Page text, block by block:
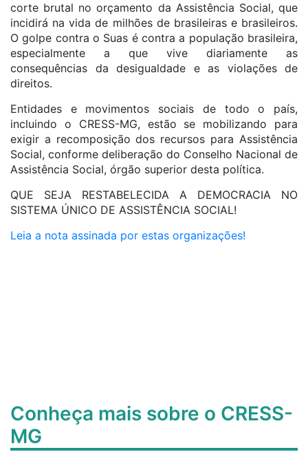
corte brutal no orçamento da Assistência Social, que
incidirá na vida de milhões de brasileiras e brasileiros.
O golpe contra o Suas é contra a população brasileira,
especialmente a que vive diariamente as
consequências da desigualdade e as violações de
direitos.
Entidades e movimentos sociais de todo o país,
incluindo o CRESS-MG, estão se mobilizando para
exigir a recomposição dos recursos para Assistência
Social, conforme deliberação do Conselho Nacional de
Assistência Social, órgão superior desta política.
QUE SEJA RESTABELECIDA A DEMOCRACIA NO
SISTEMA ÚNICO DE ASSISTÊNCIA SOCIAL!
Leia a nota assinada por estas organizações!
Conheça mais sobre o CRESS-
MG